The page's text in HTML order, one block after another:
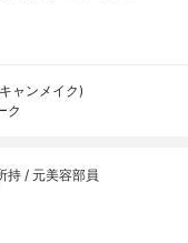
ャンメイク)
ク
持 / 元美容部員